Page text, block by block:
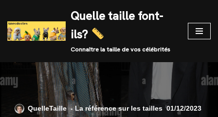
Skip
to
Quelle taille font-
ils?
Connaître la taille de vos célébrités
QuelleTaille 01/12/2023